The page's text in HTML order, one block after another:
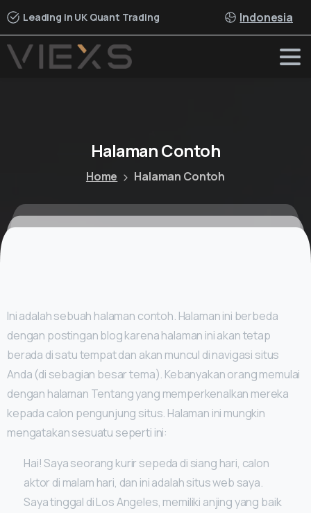
Leading in UK Quant Trading Indonesia
HalamanContoh
Home Halaman Contoh
Ini adalah sebuah halaman contoh. Halaman ini berbeda
dengan postingan blog karena halaman ini akan tetap
berada di satu tempat dan akan muncul di navigasi situs
Anda (di sebagian besar tema). Kebanyakan orang memulai
dengan halaman Tentang yang memperkenalkan mereka
kepada calon pengunjung situs. Halaman ini mungkin
mengatakan sesuatu seperti ini:
Hai! Saya seorang kurir sepeda di siang hari, calon
aktor di malam hari, dan ini adalah situs web saya.
Saya tinggal di Los Angeles, memiliki anjing yang baik